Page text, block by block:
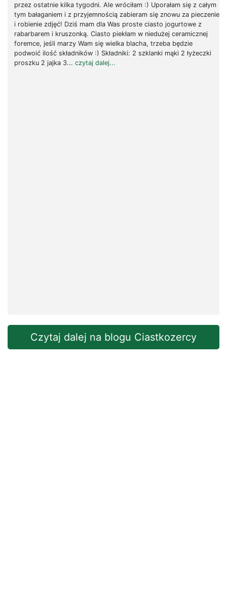
przez ostatnie kilka tygodni. Ale wróciłam :) Uporałam się z całym
tym bałaganiem i z przyjemnością zabieram się znowu za pieczenie
i robienie zdjęć! Dziś mam dla Was proste ciasto jogurtowe z
rabarbarem i kruszonką. Ciasto piekłam w niedużej ceramicznej
foremce, jeśli marzy Wam się wielka blacha, trzeba będzie
podwoić ilość składników :) Składniki: 2 szklanki mąki 2 łyżeczki
proszku 2 jajka 3... czytaj dalej...
Czytaj dalej na blogu Ciastkozercy